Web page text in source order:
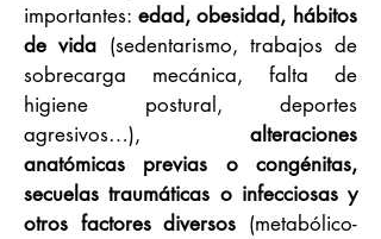
importantes: edad, obesidad, hábitos
de vida (sedentarismo, trabajos de
sobrecarga mecánica, falta de
higiene postural, deportes
agresivos…), alteraciones
anatómicas previas o congénitas,
secuelas traumáticas o infecciosas y
otros factores diversos (metabólico-